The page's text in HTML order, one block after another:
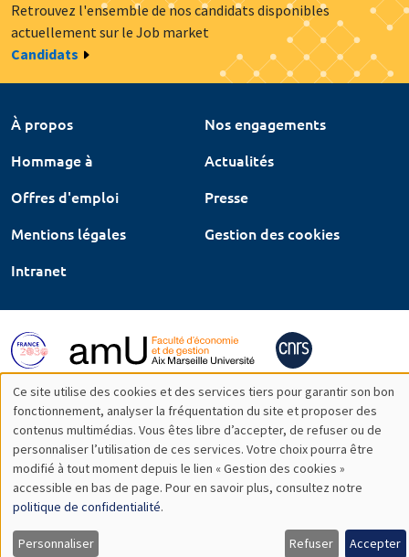
Retrouvez l'ensemble de nos candidats disponibles
actuellement sur le Job market
Candidats
À propos
Nos engagements
Hommage à
Actualités
Offres d'emploi
Presse
Mentions légales
Gestion des cookies
Intranet
Utilisation
des
données
personnelles
et
Ce site utilise des cookies et des services tiers pour garantir son bon
fonctionnement, analyser la fréquentation du site et proposer des
contenus multimédias. Vous êtes libre d’accepter, de refuser ou de
personnaliser l’utilisation de ces services. Votre choix pourra être
modifié à tout moment depuis le lien « Gestion des cookies »
accessible en bas de page. Pour en savoir plus, consultez notre
politique de confidentialité.
Personnaliser Refuser Accepter